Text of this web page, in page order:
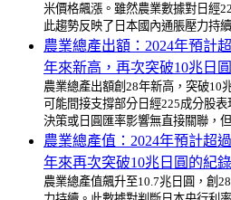
米價格飆漲。雖然農業數據對日經
此趨勢反映了日本國內通脹壓力持
農業總產出額：2024年預計
年來新高，再次突破10兆日
農業總產出額創28年新高，突破10
可能間接支撐部分日經225成分股
決策或日圓匯率影響無直接關聯，
農業總產值：2024年預計超
年來再次突破10兆日圓的紀錄
農業總產值飆升至10.7兆日圓，創